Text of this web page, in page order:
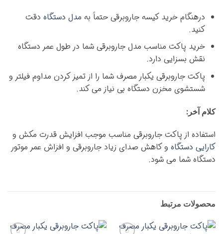
درهنگام خرید کیسه جاروبرقی حتماً به مدل دستگاهدقت
کنید.
خرید پاکت مناسب مدل جاروبرقی شما در طول عمر دستگاه
نقش بسزایی دارد.
پاکت جاروبرقی یکبار مصرف شما را از تمیز کردن مداوم فیلتر و
شستشوی مخزن دستگاه بی نیاز می کند.
کلام آخر:
استفاده از پاکت جاروبرقی مناسب موجب افزایش قدرت مکش و
کارایی دستگاه و کاهش صدای زیاد جاروبرقی و افزاش عمر موتور
دستگاه شما می شود.
محصولات مرتبط